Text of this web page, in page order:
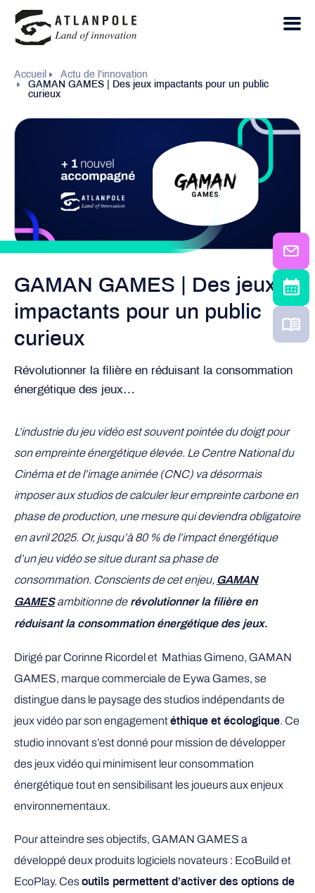
Accueil
Actu de l’innovation
GAMAN GAMES | Des jeux impactants pour un public
curieux
GAMAN GAMES | Des jeux
impactants pour un public
curieux
Révolutionner la filière en réduisant la consommation
énergétique des jeux…
L’industrie du jeu vidéo est souvent pointée du doigt pour
son empreinte énergétique élevée. Le Centre National du
Cinéma et de l’image animée (CNC) va désormais
imposer aux studios de calculer leur empreinte carbone en
phase de production, une mesure qui deviendra obligatoire
en avril 2025. Or, jusqu’à 80 % de l’impact énergétique
d’un jeu vidéo se situe durant sa phase de
consommation. Conscients de cet enjeu, GAMAN
GAMESambitionne derévolutionner la filière en
réduisant la consommation énergétique des jeux.
Dirigé par Corinne Ricordel et Mathias Gimeno, GAMAN
GAMES, marque commerciale de Eywa Games, se
distingue dans le paysage des studios indépendants de
jeux vidéo par son engagement éthique et écologique. Ce
studio innovant s’est donné pour mission de développer
des jeux vidéo qui minimisent leur consommation
énergétique tout en sensibilisant les joueurs aux enjeux
environnementaux.
Pour atteindre ses objectifs, GAMAN GAMES a
développé deux produits logiciels novateurs : EcoBuild et
EcoPlay. Ces outils permettent d’activer des options de